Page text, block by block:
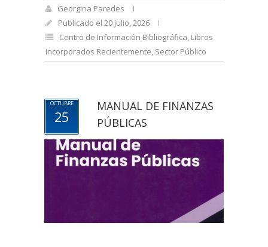
Georgina Paredes
Publicado el 20 julio, 2026
Centro de Información Bibliográfica Libros
Incorporados Recientemente Sector Público
OCTUBRE
25
MANUAL DE FINANZAS
PÚBLICAS